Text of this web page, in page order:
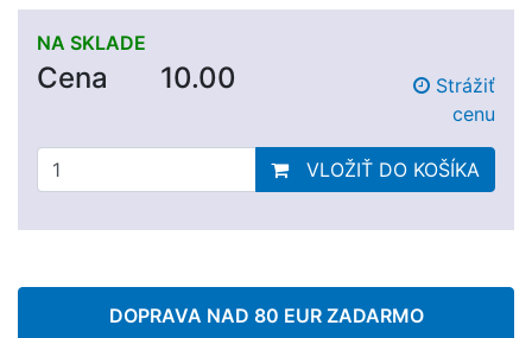
NA SKLADE
Cena 10.00
Strážiť
cenu
VLOŽIŤ DO KOŠÍKA
DOPRAVA NAD 80 EUR ZADARMO